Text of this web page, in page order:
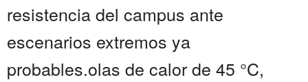
resistencia del campus ante
escenarios extremos ya
probables.olas de calor de 45 °C,